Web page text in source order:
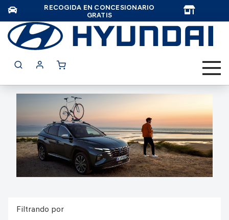
RECOGIDA EN CONCESIONARIO
GRATIS
Filtrando por